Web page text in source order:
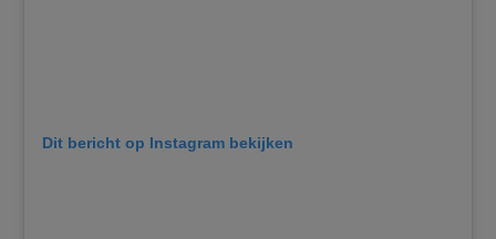
Dit bericht op Instagram bekijken